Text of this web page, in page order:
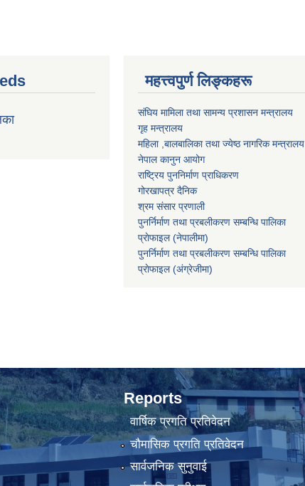
महत्त्वपुर्ण लिङ्कहरू
संघिय मामिला तथा सामन्य प्रशासन मन्त्रालय
गृह मन्त्रालय
महिला ,बालबालिका तथा ज्येष्ठ नागरिक मन्त्रालय
नेपाल कानुन आयोग
राष्ट्रिय पुननिर्माण प्राधिकरण
गोरखापत्र दैनिक
श्रम संसार प्रणाली
पुनर्निर्माण तथा प्रबलीकरण सम्बन्धि पालिका
प्राेफाइल (नेपालीमा)
पुनर्निर्माण तथा प्रबलीकरण सम्बन्धि पालिका
प्राेफाइल(अंग्रेजीमा)
Reports
वार्षिक प्रगति प्रतिवेदन
चौमासिक प्रगति प्रतिवेदन
सार्वजनिक सुनुवाई